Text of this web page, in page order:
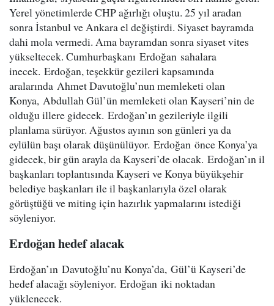
Yerel yönetimlerde CHP ağırlığı oluştu. 25 yıl aradan
sonra İstanbul ve Ankara el değiştirdi. Siyaset bayramda
dahi mola vermedi. Ama bayramdan sonra siyaset vites
yükseltecek. Cumhurbaşkanı Erdoğan sahalara
inecek. Erdoğan, teşekkür gezileri kapsamında
aralarında Ahmet Davutoğlu’nun memleketi olan
Konya, Abdullah Gül’ün memleketi olan Kayseri’nin de
olduğu illere gidecek. Erdoğan’ın gezileriyle ilgili
planlama sürüyor. Ağustos ayının son günleri ya da
eylülün başı olarak düşünülüyor. Erdoğan önce Konya’ya
gidecek, bir gün arayla da Kayseri’de olacak. Erdoğan’ın il
başkanları toplantısında Kayseri ve Konya büyükşehir
belediye başkanları ile il başkanlarıyla özel olarak
görüştüğü ve miting için hazırlık yapmalarını istediği
söyleniyor.
Erdoğan hedef alacak
Erdoğan’ın Davutoğlu’nu Konya’da, Gül’ü Kayseri’de
hedef alacağı söyleniyor. Erdoğan iki noktadan
yüklenecek.